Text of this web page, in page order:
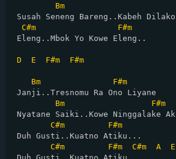
Bm
Susah Seneng Bareng..Kabeh
C#m
F#m
Eleng..Mbok Yo Kowe Eleng..
D E F#m F#m
Bm
F#m
Janji..Tresnomu Ra Ono Liyane
Bm
F#m
Nyatane Saiki..Kowe Ninggalake
C#m
F#m
Duh Gusti..Kuatno Atiku...
C#m
F#m C#m A E